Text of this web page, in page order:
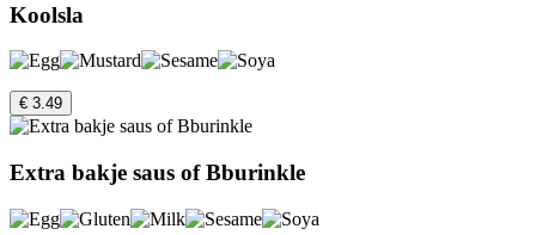
Koolsla
€ 3.49
Extra bakje saus of Bburinkle